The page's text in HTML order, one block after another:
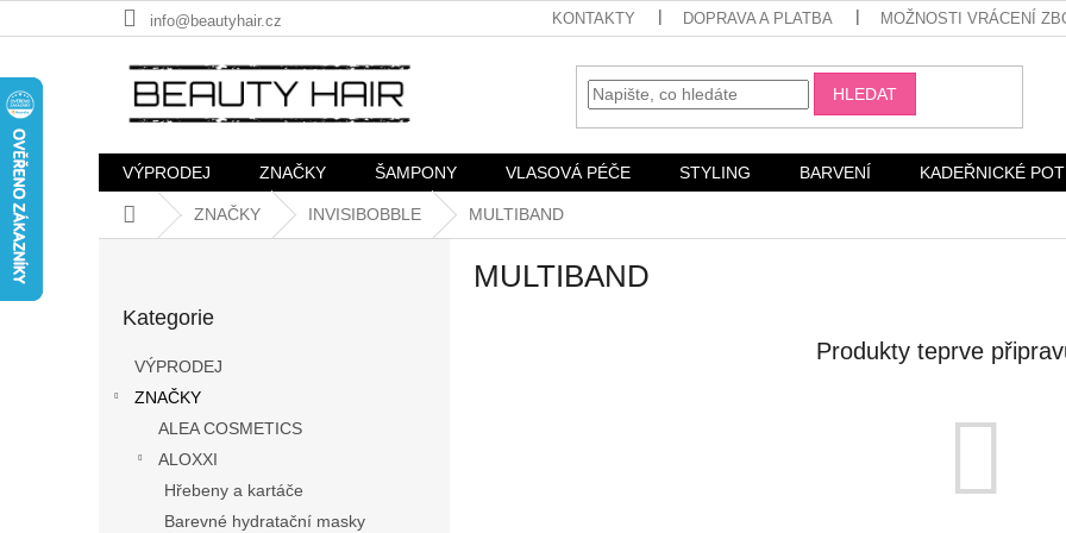
na
info@beautyhair.cz KONTAKTY DOPRAVA A PLATBA MOŽNOSTI VRÁCENÍ
HLEDAT
VÝPRODEJ ZNAČKY ŠAMPONY VLASOVÁ PÉČE STYLING BARVENÍ KADEŘNICKÉ
Domů ZNAČKY INVISIBOBBLE MULTIBAND
kategorie
Kategorie
VÝPRODEJ
ZNAČKY
ALEA COSMETICS
ALOXXI
Hřebeny a kartáče
Barevné hydratační masky
MULTIBAND
Produkty teprve